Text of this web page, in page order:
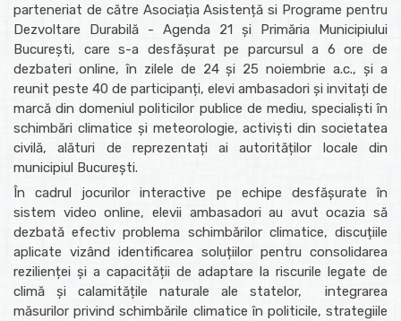
parteneriat de către Asociația Asistență si Programe pentru
Dezvoltare Durabilă - Agenda 21 și Primăria Municipiului
București, care s-a desfășurat pe parcursul a 6 ore de
dezbateri online, în zilele de 24 și 25 noiembrie a.c., și a
reunit peste 40 de participanți, elevi ambasadori și invitați de
marcă din domeniul politicilor publice de mediu, specialiști în
schimbări climatice și meteorologie, activiști din societatea
civilă, alături de reprezentați ai autorităților locale din
municipiul București.
În cadrul jocurilor interactive pe echipe desfășurate în
sistem video online, elevii ambasadori au avut ocazia să
dezbată efectiv problema schimbărilor climatice, discuțiile
aplicate vizând identificarea soluțiilor pentru consolidarea
rezilienței și a capacității de adaptare la riscurile legate de
climă și calamitățile naturale ale statelor, integrarea
măsurilor privind schimbările climatice în politicile, strategiile